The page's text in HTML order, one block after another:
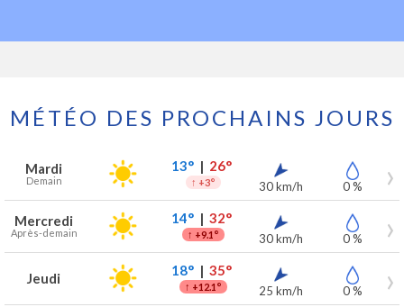
MÉTÉO DES PROCHAINS JOURS
Prévisions météo à Kessel Lo pour les 7 prochains jours
Jour Météo Températures Vent Précipitations
Mardi
Demain
13°| 26°
↑ +3° 30 km/h 0 %
Mercredi
Après-demain
14°| 32°
↑ +9.1° 30 km/h 0 %
Jeudi 18°| 35°
↑ +12.1° 25 km/h 0 %